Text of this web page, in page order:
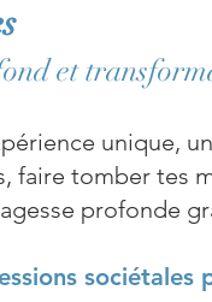
et
unique,
faire tomber tes
profonde